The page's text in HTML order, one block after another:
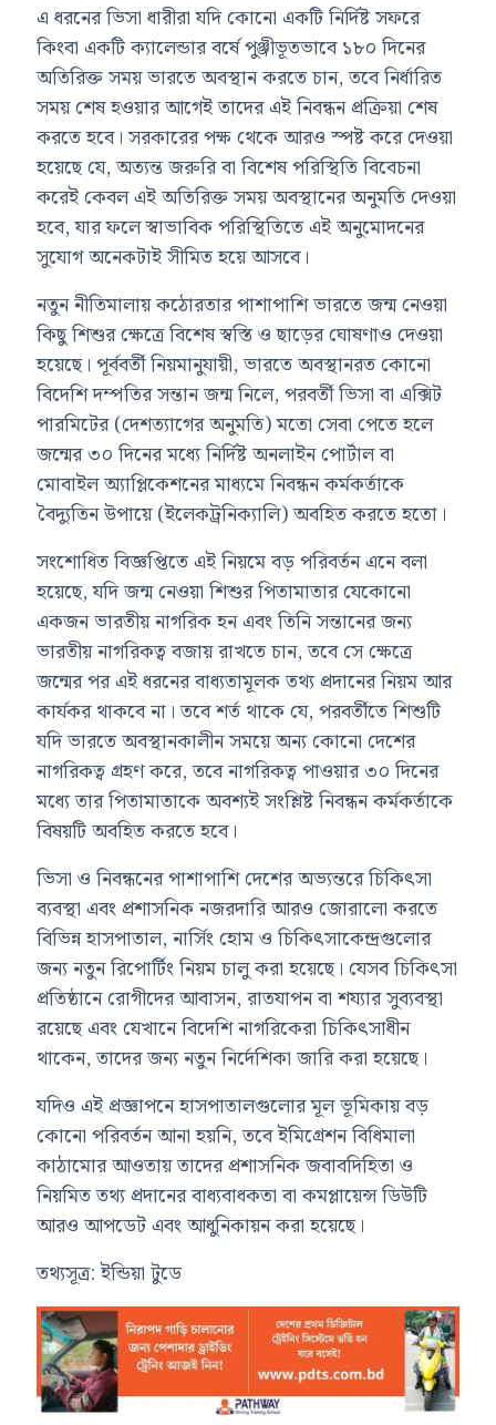
এ ধরনের ভিসা ধারীরা যদি কোনো একটি নির্দিষ্ট সফরে
কিংবা একটি ক্যালেন্ডার বর্ষে পুঞ্জীভূতভাবে ১৮০ দিনের
অতিরিক্ত সময় ভারতে অবস্থান করতে চান, তবে নির্ধারিত
সময় শেষ হওয়ার আগেই তাদের এই নিবন্ধন প্রক্রিয়া শেষ
করতে হবে। সরকারের পক্ষ থেকে আরও স্পষ্ট করে দেওয়া
হয়েছে যে, অত্যন্ত জরুরি বা বিশেষ পরিস্থিতি বিবেচনা
করেই কেবল এই অতিরিক্ত সময় অবস্থানের অনুমতি দেওয়া
হবে, যার ফলে স্বাভাবিক পরিস্থিতিতে এই অনুমোদনের
সুযোগ অনেকটাই সীমিত হয়ে আসবে।
নতুন নীতিমালায় কঠোরতার পাশাপাশি ভারতে জন্ম নেওয়া
কিছু শিশুর ক্ষেত্রে বিশেষ স্বস্তি ও ছাড়ের ঘোষণাও দেওয়া
হয়েছে। পূর্ববর্তী নিয়মানুযায়ী, ভারতে অবস্থানরত কোনো
বিদেশি দম্পতির সন্তান জন্ম নিলে, পরবর্তী ভিসা বা এক্সিট
পারমিটের (দেশত্যাগের অনুমতি) মতো সেবা পেতে হলে
জন্মের ৩০ দিনের মধ্যে নির্দিষ্ট অনলাইন পোর্টাল বা
মোবাইল অ্যাপ্লিকেশনের মাধ্যমে নিবন্ধন কর্মকর্তাকে
বৈদ্যুতিন উপায়ে (ইলেকট্রনিক্যালি) অবহিত করতে হতো।
সংশোধিত বিজ্ঞপ্তিতে এই নিয়মে বড় পরিবর্তন এনে বলা
হয়েছে, যদি জন্ম নেওয়া শিশুর পিতামাতার যেকোনো
একজন ভারতীয় নাগরিক হন এবং তিনি সন্তানের জন্য
ভারতীয় নাগরিকত্ব বজায় রাখতে চান, তবে সে ক্ষেত্রে
জন্মের পর এই ধরনের বাধ্যতামূলক তথ্য প্রদানের নিয়ম আর
কার্যকর থাকবে না। তবে শর্ত থাকে যে, পরবর্তীতে শিশুটি
যদি ভারতে অবস্থানকালীন সময়ে অন্য কোনো দেশের
নাগরিকত্ব গ্রহণ করে, তবে নাগরিকত্ব পাওয়ার ৩০ দিনের
মধ্যে তার পিতামাতাকে অবশ্যই সংশ্লিষ্ট নিবন্ধন কর্মকর্তাকে
বিষয়টি অবহিত করতে হবে।
ভিসা ও নিবন্ধনের পাশাপাশি দেশের অভ্যন্তরে চিকিৎসা
ব্যবস্থা এবং প্রশাসনিক নজরদারি আরও জোরালো করতে
বিভিন্ন হাসপাতাল, নার্সিং হোম ও চিকিৎসাকেন্দ্রগুলোর
জন্য নতুন রিপোর্টিং নিয়ম চালু করা হয়েছে। যেসব চিকিৎসা
প্রতিষ্ঠানে রোগীদের আবাসন, রাতযাপন বা শয্যার সুব্যবস্থা
রয়েছে এবং যেখানে বিদেশি নাগরিকেরা চিকিৎসাধীন
থাকেন, তাদের জন্য নতুন নির্দেশিকা জারি করা হয়েছে।
যদিও এই প্রজ্ঞাপনে হাসপাতালগুলোর মূল ভূমিকায় বড়
কোনো পরিবর্তন আনা হয়নি, তবে ইমিগ্রেশন বিধিমালা
কাঠামোর আওতায় তাদের প্রশাসনিক জবাবদিহিতা ও
নিয়মিত তথ্য প্রদানের বাধ্যবাধকতা বা কমপ্লায়েন্স ডিউটি
আরও আপডেট এবং আধুনিকায়ন করা হয়েছে।
তথ্যসূত্র: ইন্ডিয়া টুডে